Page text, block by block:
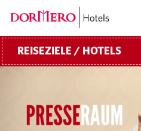
REISEZIELE / HOTELS